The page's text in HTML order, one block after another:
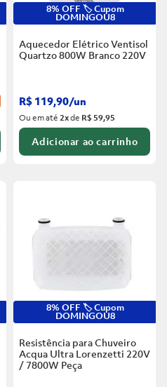
8% OFF 🏷️ Cupom
DOMINGOU8
Aquecedor Elétrico Ventisol
Quartzo 800W Branco 220V
R$ 119,90/un
Ou em até2xde R$ 59,95
Adicionar ao carrinho
8% OFF 🏷️ Cupom
DOMINGOU8
Resistência para Chuveiro
Acqua Ultra Lorenzetti 220V
/ 7800W Peça